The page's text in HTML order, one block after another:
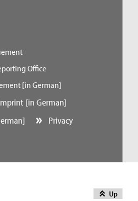
Up
Office
[in German]
[in German]
Privacy